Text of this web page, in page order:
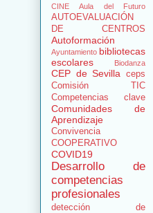
CINE
Aula del Futuro
AUTOEVALUACIÓN
DE CENTROS
Autoformación
Ayuntamiento bibliotecas
escolares
Biodanza
CEP de Sevilla
ceps
Comisión TIC
Competencias clave
Comunidades de
Aprendizaje
Convivencia
COOPERATIVO
COVID19
Desarrollo de
competencias
profesionales
detección de